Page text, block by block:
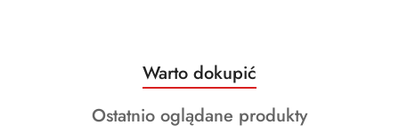
Pomiń karuzelę produktów
Produkty
o
statusie:
Warto dokupić
Produkty
Ostatnio oglądane produkty